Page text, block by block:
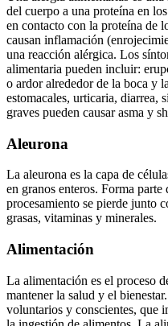
del cuerpo a una proteína en
en contacto con la proteína de
causan inflamación
una reacción alérgica. Los
alimentaria pueden incluir:
o ardor alrededor de la boca y
estomacales, urticaria, diarrea,
graves pueden causar asma y
Aleurona
La aleurona es la capa de
en granos enteros. Forma
procesamiento se pierde junto
grasas, vitaminas y minerales.
Alimentación
La alimentación es el proceso
mantener la salud y el
voluntarios y conscientes, que